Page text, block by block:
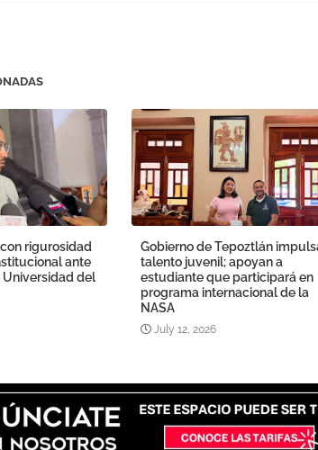
rigurosidad
ante
del
Gobierno de Tepoztlán
talento juvenil; apoyan a
estudiante que participará en
programa internacional de la
NASA
July 12, 2026